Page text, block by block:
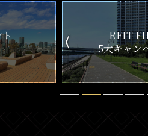
ーン
リアル
更新一覧